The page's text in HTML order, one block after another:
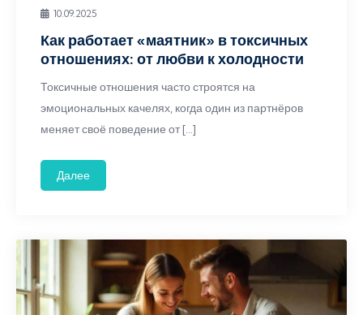
10.09.2025
Как работает «маятник» в токсичных
отношениях: от любви к холодности
Токсичные отношения часто строятся на
эмоциональных качелях, когда один из партнёров
меняет своё поведение от […]
Далее